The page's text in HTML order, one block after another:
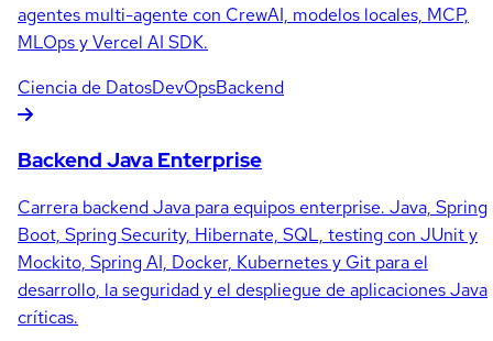
agentes multi-agente con CrewAI, modelos locales, MCP,
MLOps y Vercel AI SDK.
Ciencia de DatosDevOpsBackend
Backend Java Enterprise
Carrera backend Java para equipos enterprise. Java, Spring
Boot, Spring Security, Hibernate, SQL, testing con JUnit y
Mockito, Spring AI, Docker, Kubernetes y Git para el
desarrollo, la seguridad y el despliegue de aplicaciones Java
críticas.